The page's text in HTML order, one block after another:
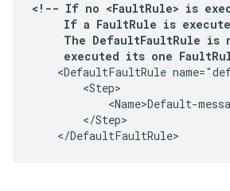
<!-- If no <FaultRule> is
If a FaultRule is
The DefaultFaultRule is
executed its one
<DefaultFaultRule
        <Step>
<Name>Default-
        </Step>
    </DefaultFaultRule>